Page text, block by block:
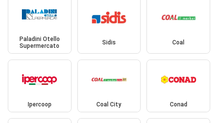
Paladini Otello
Supermercato
Sidis Coal
Ipercoop Coal City Conad